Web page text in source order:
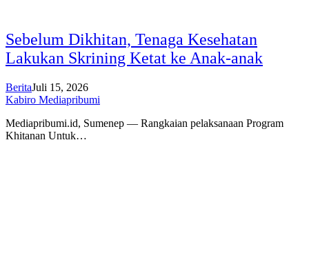
Sebelum Dikhitan, Tenaga Kesehatan
Lakukan Skrining Ketat ke Anak-anak
BeritaJuli 15, 2026
Kabiro Mediapribumi
Mediapribumi.id, Sumenep — Rangkaian pelaksanaan Program
Khitanan Untuk…